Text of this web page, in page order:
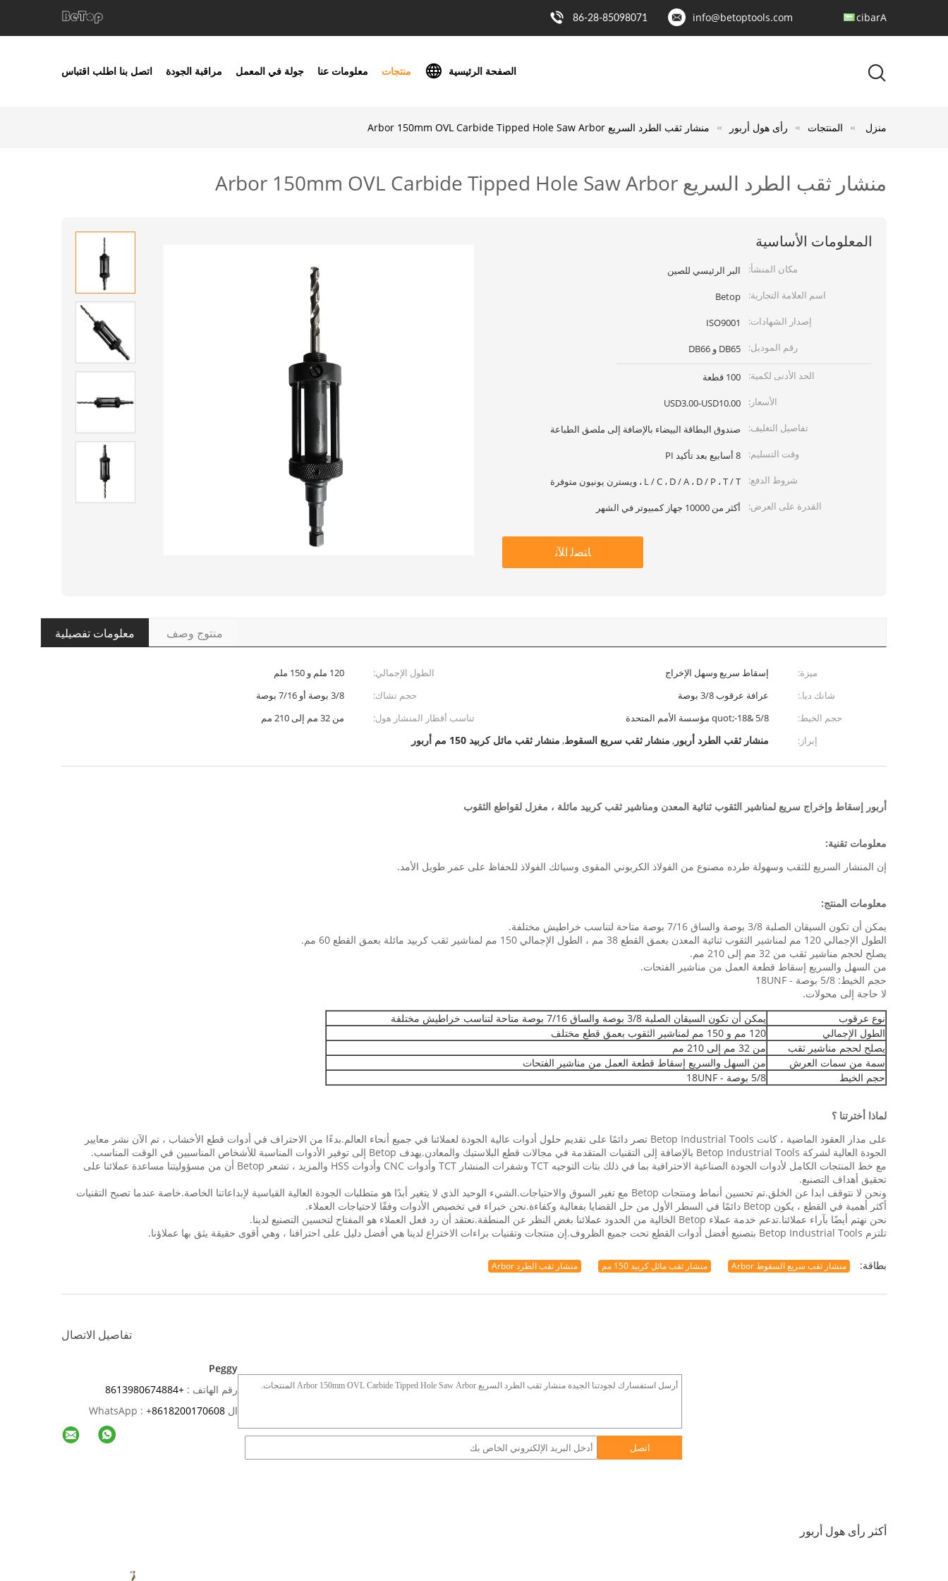
info@betoptools.com
86-28-85098071 Arabic
الصفحة الرئيسية منتجات معلومات عنا جولة في المعمل مراقبة الجودة اتصل بنا اطلب اقتباس
منزل المنتجات رأى هول أربور منشار ثقب الطرد السريع Arbor 150mm OVL Carbide Tipped Hole Saw Arbor
منشار ثقب الطرد السريع Arbor 150mm OVL Carbide Tipped Hole Saw Arbor
المعلومات الأساسية
مكان المنشأ:
البر الرئيسي للصين
اسم العلامة التجارية:
Betop
إصدار الشهادات:
ISO9001
رقم الموديل:
DB65 و DB66
الحد الأدنى لكمية:
100 قطعة
الأسعار:
USD3.00-USD10.00
تفاصيل التغليف:
صندوق البطاقة البيضاء بالإضافة إلى ملصق الطباعة
وقت التسليم:
8 أسابيع بعد تأكيد PI
شروط الدفع:
L / C ، D / A ، D / P ، T / T ، ويسترن يونيون متوفرة
القدرة على العرض:
أكثر من 10000 جهاز كمبيوتر في الشهر
ﺎﺘﺼﻟ ﺍﻶﻧ
معلومات تفصيلية منتوج وصف
ميزة: إسقاط سريع وسهل الإخراج الطول الإجمالي:
120 ملم و 150 ملم
شانك ديا.:
عرافة عرقوب 3/8 بوصة حجم تشاك:
3/8 بوصة أو 7/16 بوصة
حجم الخيط:
5/8 &quot;-18 مؤسسة الأمم المتحدة تناسب أقطار المنشار هول:
من 32 مم إلى 210 مم
إبراز:
منشار ثقب الطرد أربور , منشار ثقب سريع السقوط, منشار ثقب مائل كربيد 150 مم أربور
أربور إسقاط وإخراج سريع لمناشير الثقوب ثنائية المعدن ومناشير ثقب كربيد مائلة ، مغزل لقواطع الثقوب
معلومات تقنية:
إن المنشار السريع للثقب وسهولة طرده مصنوع من الفولاذ الكربوني المقوى وسبائك الفولاذ للحفاظ على عمر طويل الأمد.
معلومات المنتج:
يمكن أن تكون السيقان الصلبة 3/8 بوصة والساق 7/16 بوصة متاحة لتناسب خراطيش مختلفة.
الطول الإجمالي 120 مم لمناشير الثقوب ثنائية المعدن بعمق القطع 38 مم ، الطول الإجمالي 150 مم لمناشير ثقب كربيد مائلة بعمق القطع 60 مم.
يصلح لحجم مناشير ثقب من 32 مم إلى 210 مم.
من السهل والسريع إسقاط قطعة العمل من مناشير الفتحات.
حجم الخيط: 5/8 بوصة - 18UNF
لا حاجة إلى محولات.
نوع عرقوب
يمكن أن تكون السيقان الصلبة 3/8 بوصة والساق 7/16 بوصة متاحة لتناسب خراطيش مختلفة
الطول الإجمالي
120 مم و 150 مم لمناشير الثقوب بعمق قطع مختلف
يصلح لحجم مناشير ثقب
من 32 مم إلى 210 مم
سمة من سمات العرش
من السهل والسريع إسقاط قطعة العمل من مناشير الفتحات
حجم الخيط
5/8 بوصة - 18UNF
لماذا أخترتنا ؟
على مدار العقود الماضية ، كانت Betop Industrial Tools تصر دائمًا على تقديم حلول أدوات عالية الجودة لعملائنا في جميع أنحاء العالم.بدءًا من الاحتراف في أدوات قطع الأخشاب ، تم الآن نشر معايير
الجودة العالية لشركة Betop Industrial Tools بالإضافة إلى التقنيات المتقدمة في مجالات قطع البلاستيك والمعادن.يهدف Betop إلى توفير الأدوات المناسبة للأشخاص المناسبين في الوقت المناسب.
مع خط المنتجات الكامل لأدوات الجودة الصناعية الاحترافية بما في ذلك بتات التوجيه TCT وشفرات المنشار TCT وأدوات CNC وأدوات HSS والمزيد ، تشعر Betop أن من مسؤوليتنا مساعدة عملائنا على
تحقيق أهداف التصنيع.
ونحن لا نتوقف ابدا عن الخلق.تم تحسين أنماط ومنتجات Betop مع تغير السوق والاحتياجات.الشيء الوحيد الذي لا يتغير أبدًا هو متطلبات الجودة العالية القياسية لإبداعاتنا الخاصة.خاصة عندما تصبح التقنيات
أكثر أهمية في القطع ، يكون Betop دائمًا في السطر الأول من حل القضايا بفعالية وكفاءة.نحن خبراء في تخصيص الأدوات وفقًا لاحتياجات العملاء.
نحن نهتم أيضًا بآراء عملائنا.تدعم خدمة عملاء Betop الخالية من الحدود عملائنا بغض النظر عن المنطقة.نعتقد أن رد فعل العملاء هو المفتاح لتحسين التصنيع لدينا.
تلتزم Betop Industrial Tools بتصنيع أفضل أدوات القطع تحت جميع الظروف.إن منتجات وتقنيات براءات الاختراع لدينا هي أفضل دليل على احترافنا ، وهي أقوى حقيقة يثق بها عملاؤنا.
بطاقة: منشار ثقب سريع السقوط Arbor منشار ثقب مائل كربيد 150 مم منشار ثقب الطرد Arbor
تفاصيل الاتصال
Peggy
رقم الهاتف : +8613980674884
ال WhatsApp :
+8618200170608
اتصل
أكثر رأى هول أربور